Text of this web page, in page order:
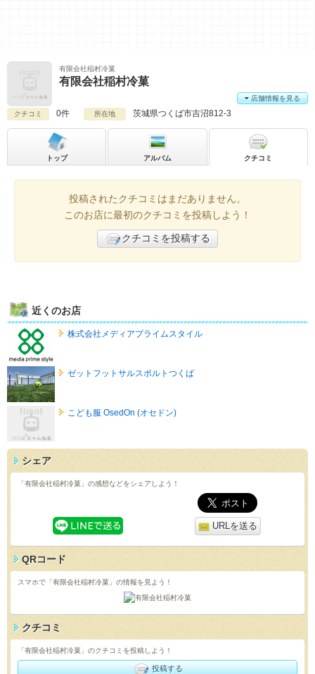
有限会社稲村冷菓
有限会社稲村冷菓
クチコミ 0件 所在地 茨城県つくば市吉沼812-3
店舗情報を見る
トップ アルバム クチコミ
投稿されたクチコミはまだありません。
このお店に最初のクチコミを投稿しよう！
クチコミを投稿する
近くのお店
株式会社メディアプライムスタイル
ゼットフットサルスポルトつくば
こども服 OsedOn (オセドン)
シェア
「有限会社稲村冷菓」の感想などをシェアしよう！
URLを送る
QRコード
スマホで「有限会社稲村冷菓」の情報を見よう！
クチコミ
「有限会社稲村冷菓」のクチコミを投稿しよう！
投稿する